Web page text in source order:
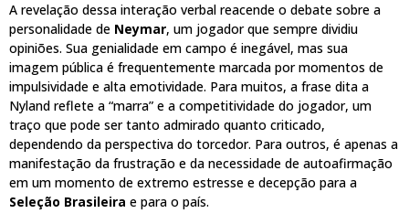
A revelação dessa interação verbal reacende o debate sobre a
personalidade de Neymar, um jogador que sempre dividiu
opiniões. Sua genialidade em campo é inegável, mas sua
imagem pública é frequentemente marcada por momentos de
impulsividade e alta emotividade. Para muitos, a frase dita a
Nyland reflete a “marra” e a competitividade do jogador, um
traço que pode ser tanto admirado quanto criticado,
dependendo da perspectiva do torcedor. Para outros, é apenas a
manifestação da frustração e da necessidade de autoafirmação
em um momento de extremo estresse e decepção para a
Seleção Brasileira e para o país.